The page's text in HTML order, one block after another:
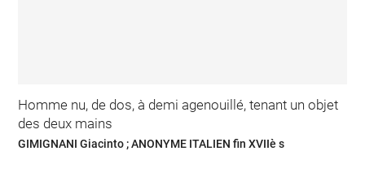
Homme nu, de dos, à demi agenouillé, tenant un objet
des deux mains
GIMIGNANI Giacinto ; ANONYME ITALIEN fin XVIIè s